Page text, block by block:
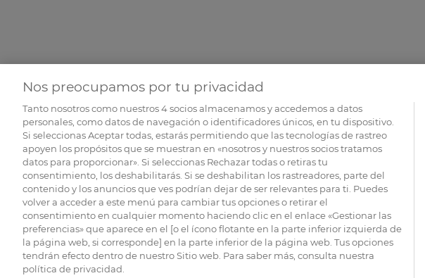
Nos preocupamos por tu privacidad
Tanto nosotros como nuestros4socios almacenamos y accedemos a datos
personales, como datos de navegación o identificadores únicos, en tu dispositivo.
Si seleccionas Aceptar todas, estarás permitiendo que las tecnologías de rastreo
apoyen los propósitos que se muestran en «nosotros y nuestros socios tratamos
datos para proporcionar». Si seleccionas Rechazar todas o retiras tu
consentimiento, los deshabilitarás. Si se deshabilitan los rastreadores, parte del
contenido y los anuncios que ves podrían dejar de ser relevantes para ti. Puedes
volver a acceder a este menú para cambiar tus opciones o retirar el
consentimiento en cualquier momento haciendo clic en el enlace «Gestionar las
preferencias» que aparece en el [o el ícono flotante en la parte inferior izquierda de
la página web, si corresponde] en la parte inferior de la página web. Tus opciones
tendrán efecto dentro de nuestro Sitio web. Para saber más, consulta nuestra
política de privacidad.